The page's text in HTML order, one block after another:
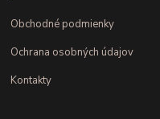
Obchodné podmienky
Ochrana osobných údajov
Kontakty